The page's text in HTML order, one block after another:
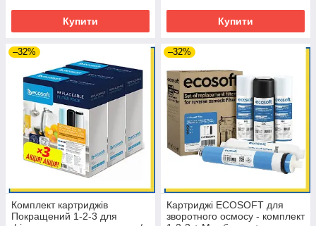
Купити Купити
–32%
Комплект картриджів
Покращений 1-2-3 для
–32%
Картриджі ECOSOFT для
зворотного осмосу - комплект